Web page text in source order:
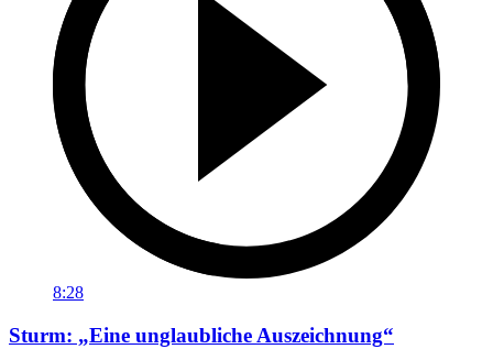
8:28
Sturm: „Eine unglaubliche Auszeichnung“